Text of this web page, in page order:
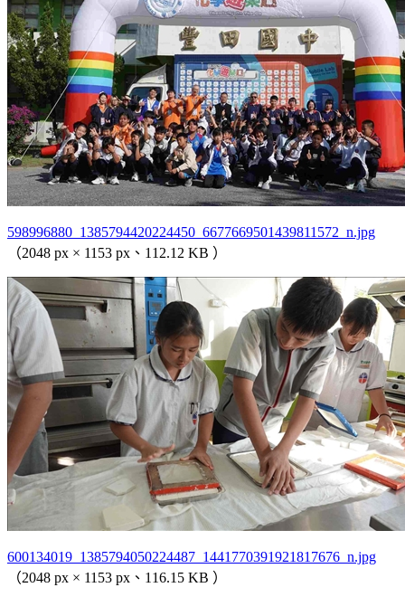
598996880_1385794420224450_6677669501439811572_n.jpg
（2048 px × 1153 px、112.12 KB ）
600134019_1385794050224487_1441770391921817676_n.jpg
（2048 px × 1153 px、116.15 KB ）